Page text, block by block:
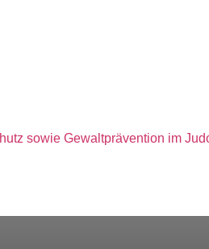
sowie Gewaltprävention im